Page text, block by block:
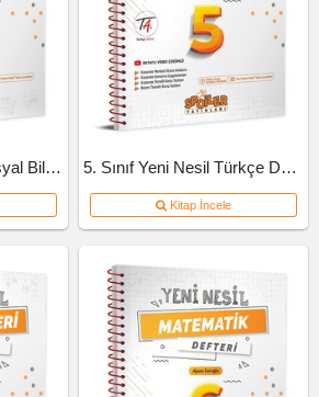
5. Sınıf Yeni Nesil Sosyal Bilgiler Defteri 5. Sınıf Yeni Nesil Türkçe Defteri
Kitap İncele